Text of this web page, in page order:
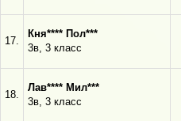
17.
Кня**** Пол***
3в, 3 класс
18.
Лав**** Мил***
3в, 3 класс